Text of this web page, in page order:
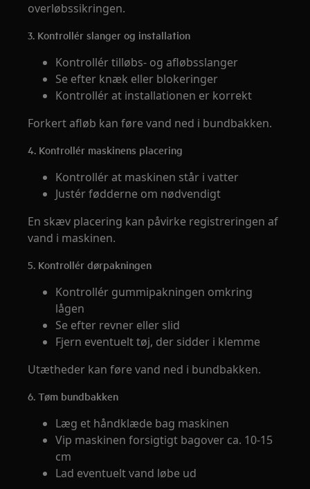
overløbssikringen.
3. Kontrollér slanger og installation
Kontrollér tilløbs- og afløbsslanger
Se efter knæk eller blokeringer
Kontrollér at installationen er korrekt
Forkert afløb kan føre vand ned i bundbakken.
4. Kontrollér maskinens placering
Kontrollér at maskinen står i vatter
Justér fødderne om nødvendigt
En skæv placering kan påvirke registreringen af
vand i maskinen.
5. Kontrollér dørpakningen
Kontrollér gummipakningen omkring
lågen
Se efter revner eller slid
Fjern eventuelt tøj, der sidder i klemme
Utætheder kan føre vand ned i bundbakken.
6. Tøm bundbakken
Læg et håndklæde bag maskinen
Vip maskinen forsigtigt bagover ca. 10-15
cm
Lad eventuelt vand løbe ud